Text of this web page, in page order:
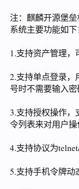
注：麒麟开源堡
系统主要功能如下
1.支持资产管理
2.支持单点登录，
号时不需要输入
3.支持授权操作
令列表来对用户
4.支持协议为
5.支持手机令牌动